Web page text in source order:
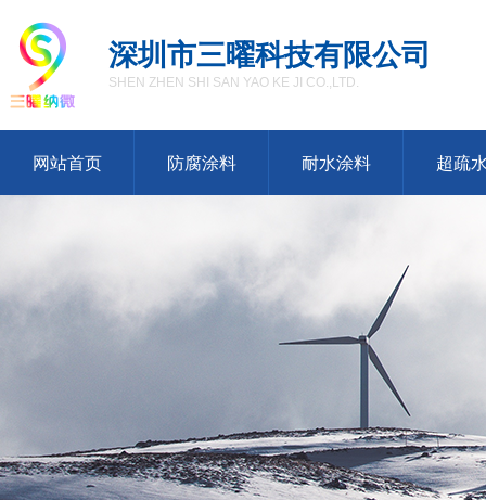
深圳市三曜科技有限公司
SHEN ZHEN SHI SAN YAO KE JI CO.,LTD.
网站首页 防腐涂料 耐水涂料 超疏